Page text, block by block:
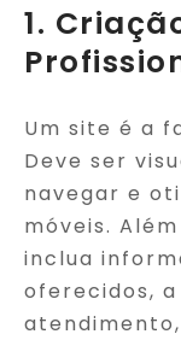
1.
Um site é a
Deve ser
navegar e
móveis.
inclua
oferecidos,